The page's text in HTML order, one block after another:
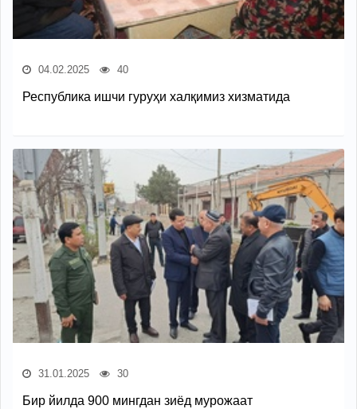
04.02.2025 40
Республика ишчи гуруҳи халқимиз хизматида
31.01.2025 30
Бир йилда 900 мингдан зиёд мурожаат